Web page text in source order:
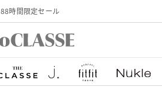
88時間限定セール